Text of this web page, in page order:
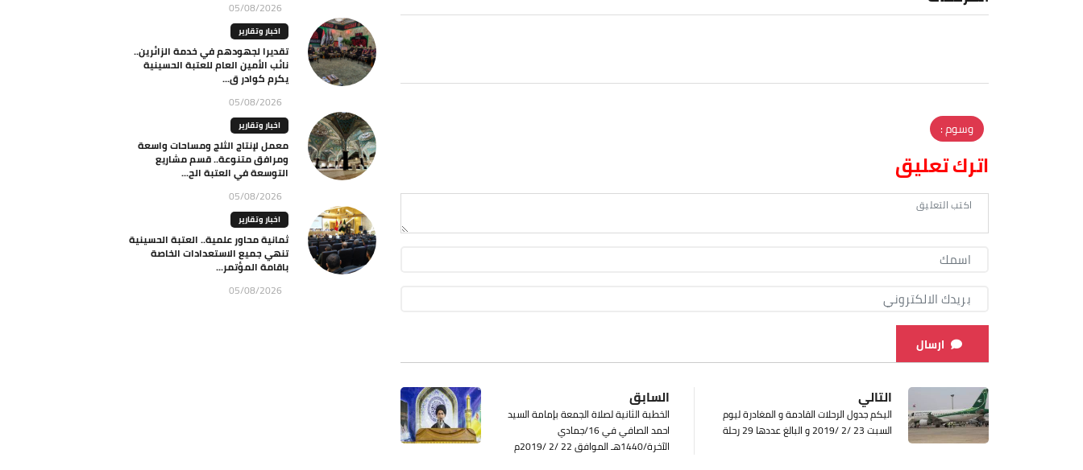
وسوم :
اترك تعليق
ارسال
السابق
الخطبة الثانية لصلاة الجمعة بإمامة السيد
احمد الصافي في 16/جمادي
الآخرة/1440هـ الموافق 22 /2 /2019م
التالي
اليكم جدول الرحلات القادمة و المغادرة ليوم
السبت 23 /2 /2019 و البالغ عددها 29 رحلة
05/08/2026
اخبار وتقارير
تقديرا لجهودهم في خدمة الزائرين..
نائب الأمين العام للعتبة الحسينية
يكرم كوادر ق...
05/08/2026
اخبار وتقارير
معمل لإنتاج الثلج ومساحات واسعة
ومرافق متنوعة.. قسم مشاريع
التوسعة في العتبة الح...
05/08/2026
اخبار وتقارير
ثمانية محاور علمية.. العتبة الحسينية
تنهي جميع الاستعدادات الخاصة
باقامة المؤتمر...
05/08/2026